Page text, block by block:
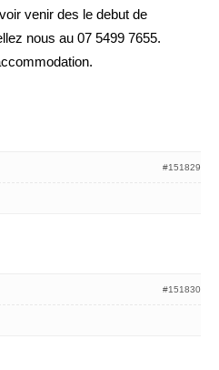
venir des le debut de
nous au 07 5499 7655.
#151829
#151830